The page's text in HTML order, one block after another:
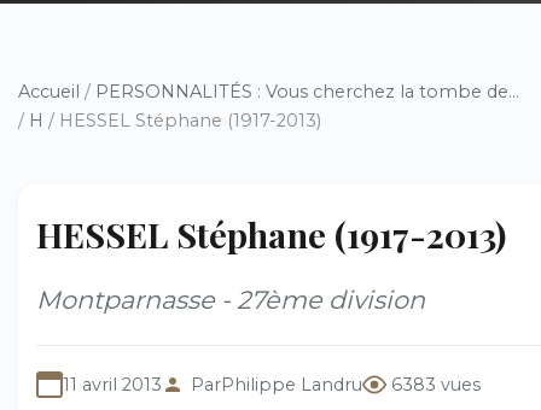
Accueil / PERSONNALITÉS : Vous cherchez la tombe de...
/ H / HESSEL Stéphane (1917-2013)
HESSEL Stéphane (1917-2013)
Montparnasse - 27ème division
11 avril 2013 ParPhilippe Landru 6383 vues